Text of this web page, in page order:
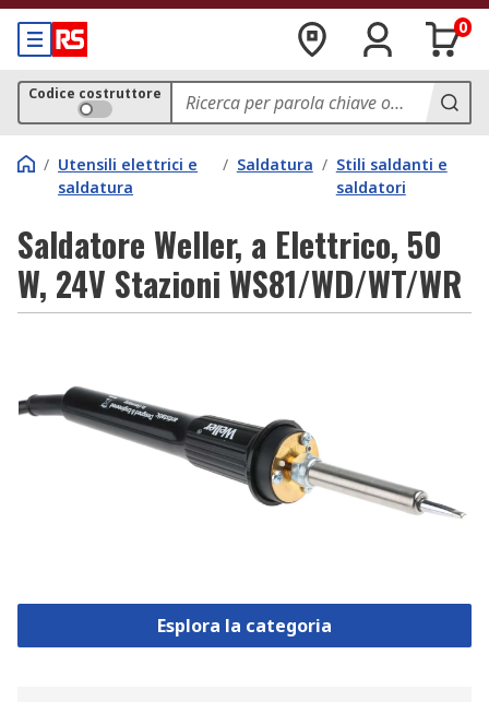
0
Codice costruttore
/ Utensili elettrici e
saldatura
/ Saldatura / Stili saldanti e
saldatori
Saldatore Weller, a Elettrico, 50
W, 24V Stazioni WS81/WD/WT/WR
Esplora la categoria